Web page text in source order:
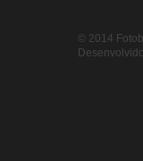
© 2014